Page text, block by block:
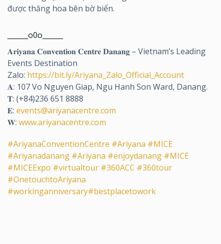
được thăng hoa bên bờ biển.
______o0o______
𝐀𝐫𝐢𝐲𝐚𝐧𝐚 𝐂𝐨𝐧𝐯𝐞𝐧𝐭𝐢𝐨𝐧 𝐂𝐞𝐧𝐭𝐫𝐞 𝐃𝐚𝐧𝐚𝐧𝐠 – Vietnam’s Leading
Events Destination
Zalo: https://bit.ly/Ariyana_Zalo_Official_Account
𝐀: 107 Vo Nguyen Giap, Ngu Hanh Son Ward, Danang.
𝐓: (+84)236 651 8888
𝐄: events@ariyanacentre.com
𝐖: www.ariyanacentre.com
#AriyanaConventionCentre #Ariyana #MICE
#Ariyanadanang #Ariyana #enjoydanang #MICE
#MICEExpo #virtualtour #360ACC #360tour
#OnetouchtoAriyana
#workinganniversary#bestplacetowork